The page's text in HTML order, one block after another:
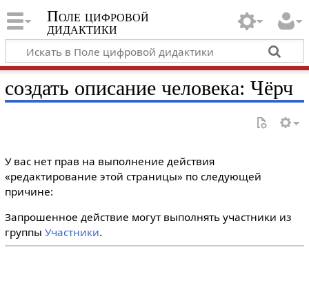
Поле цифровой
дидактики
создать описание человека: Чёрч
У вас нет прав на выполнение действия
«редактирование этой страницы» по следующей
причине:
Запрошенное действие могут выполнять участники из
группы Участники.